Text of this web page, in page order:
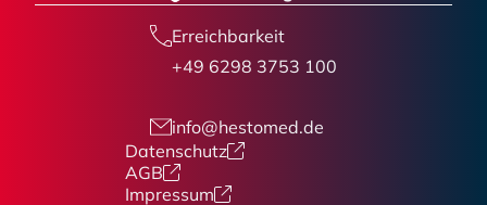
Erreichbarkeit
+49 6298 3753 100
info@hestomed.de
Datenschutz
AGB
Impressum